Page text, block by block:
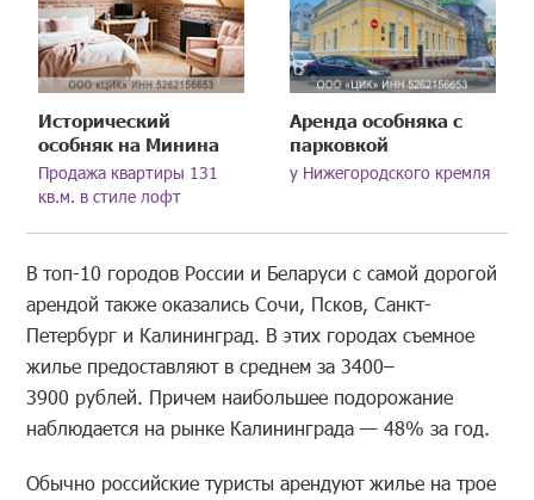
Исторический
особняк на Минина
Продажа квартиры 131
кв.м. в стиле лофт
Аренда особняка с
парковкой
у Нижегородского кремля
В топ-10 городов России и Беларуси с самой дорогой
арендой также оказались Сочи, Псков, Санкт-
Петербург и Калининград. В этих городах съемное
жилье предоставляют в среднем за 3400–
3900 рублей. Причем наибольшее подорожание
наблюдается на рынке Калининграда — 48% за год.
Обычно российские туристы арендуют жилье на трое